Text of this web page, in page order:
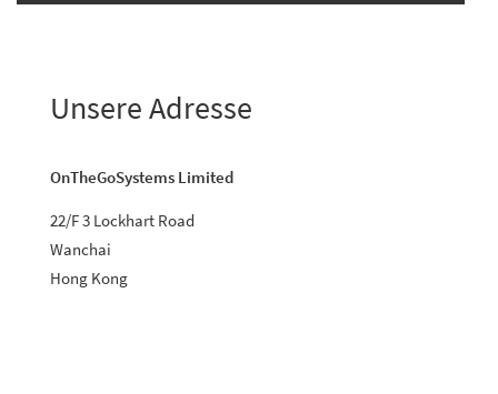
Unsere Adresse
OnTheGoSystems Limited
22/F 3 Lockhart Road
Wanchai
Hong Kong